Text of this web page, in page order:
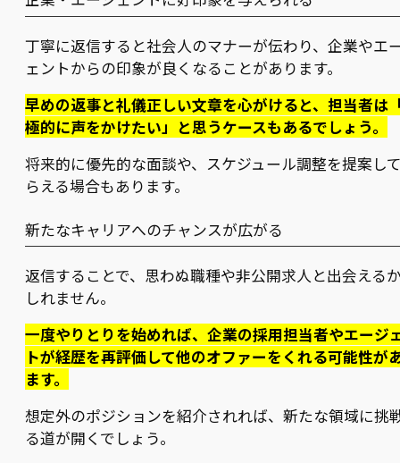
丁寧に返信すると社会人のマナーが伝わり、企業やエ
ェントからの印象が良くなることがあります。
早めの返事と礼儀正しい文章を心がけると、担当者は
極的に声をかけたい」と思うケースもあるでしょう。
将来的に優先的な面談や、スケジュール調整を提案し
らえる場合もあります。
新たなキャリアへのチャンスが広がる
返信することで、思わぬ職種や非公開求人と出会える
しれません。
一度やりとりを始めれば、企業の採用担当者やエージ
トが経歴を再評価して他のオファーをくれる可能性が
ます。
想定外のポジションを紹介されれば、新たな領域に挑
る道が開くでしょう。